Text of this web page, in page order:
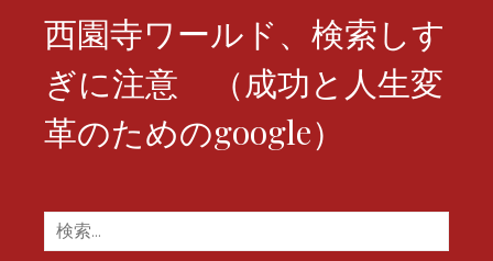
西園寺ワールド、検索しす
ぎに注意 （成功と人生変
革のためのgoogle）
検
索: